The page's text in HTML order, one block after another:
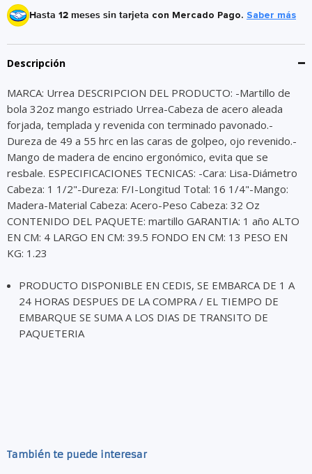
Hasta 12 meses sin tarjeta con Mercado Pago. Saber más
Descripción
MARCA: Urrea DESCRIPCION DEL PRODUCTO: -Martillo de
bola 32oz mango estriado Urrea-Cabeza de acero aleada
forjada, templada y revenida con terminado pavonado.-
Dureza de 49 a 55 hrc en las caras de golpeo, ojo revenido.-
Mango de madera de encino ergonómico, evita que se
resbale. ESPECIFICACIONES TECNICAS: -Cara: Lisa-Diámetro
Cabeza: 1 1/2"-Dureza: F/I-Longitud Total: 16 1/4"-Mango:
Madera-Material Cabeza: Acero-Peso Cabeza: 32 Oz
CONTENIDO DEL PAQUETE: martillo GARANTIA: 1 año ALTO
EN CM: 4 LARGO EN CM: 39.5 FONDO EN CM: 13 PESO EN
KG: 1.23
PRODUCTO DISPONIBLE EN CEDIS, SE EMBARCA DE 1 A
24 HORAS DESPUES DE LA COMPRA / EL TIEMPO DE
EMBARQUE SE SUMA A LOS DIAS DE TRANSITO DE
PAQUETERIA
También te puede interesar